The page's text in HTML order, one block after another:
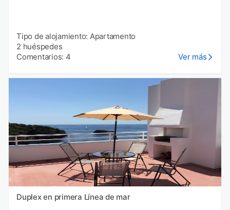
Tipo de alojamiento: Apartamento
2 huéspedes
Comentarios: 4
Ver más
Duplex en primera Línea de mar